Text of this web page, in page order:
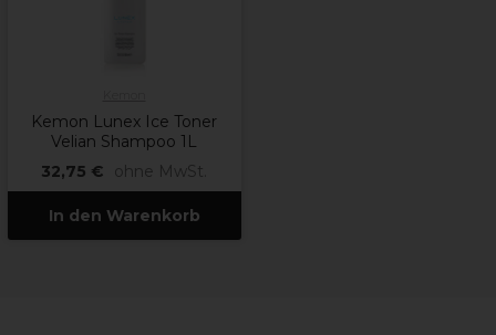
Kemon Lunex Ice Toner
Velian Shampoo 1L
32,75 €
ohne MwSt.
In den Warenkorb